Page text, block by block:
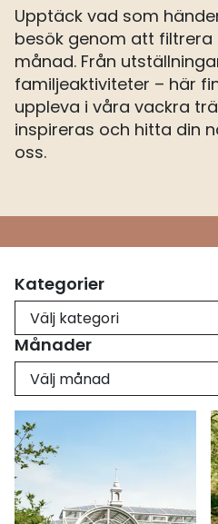
Upptäck vad som
besök genom att
månad. Från
familjeaktiviteter – här
uppleva i våra vackra
inspireras och hitta din
oss.
Kategorier
Välj kategori
Månader
Välj månad